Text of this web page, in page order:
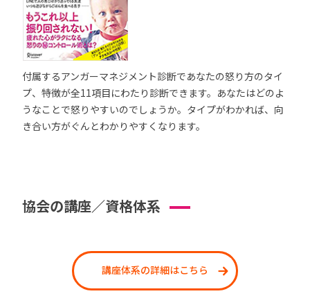
付属するアンガーマネジメント診断であなたの怒り方のタイ
プ、特徴が全11項目にわたり診断できます。あなたはどのよ
うなことで怒りやすいのでしょうか。タイプがわかれば、向
き合い方がぐんとわかりやすくなります。
協会の講座／資格体系
講座体系の詳細はこちら